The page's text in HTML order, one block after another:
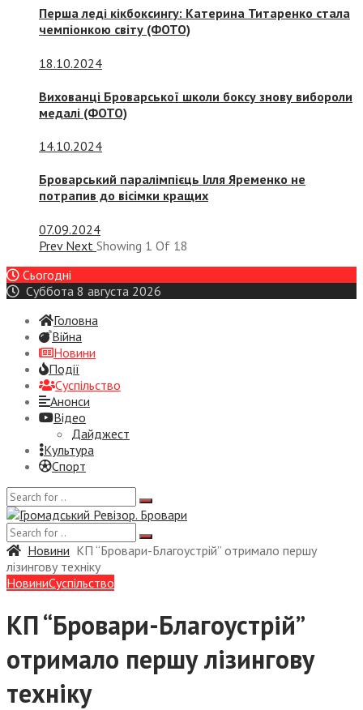
Перша леді кікбоксингу: Катерина Титаренко стала
чемпіонкою світу (ФОТО)
18.10.2024
Вихованці Броварської школи боксу знову вибороли
медалі (ФОТО)
14.10.2024
Броварський паралімпієць Ілля Яременко не
потрапив до вісімки кращих
07.09.2024
Prev Next Showing 1 Of 18
Сьогодні
Суббота 8 августа 2026
Головна
Війна
Новини
Події
Суспiльство
Анонси
Відео
Дайджест
Культура
Спорт
Новини КП “Бровари-Благоустрій” отримало першу
лізингову техніку
НовиниСуспiльство
КП “Бровари-Благоустрій”
отримало першу лізингову
техніку